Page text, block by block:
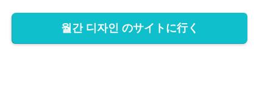
월간 디자인 のサイトに行く